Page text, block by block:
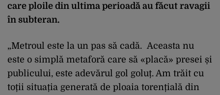
care ploile din ultima perioadă au făcut ravagii
în subteran.
„Metroul este la un pas să cadă. Aceasta nu
este o simplă metaforă care să «placă» presei și
publicului, este adevărul gol goluț. Am trăit cu
toții situația generată de ploaia torențială din